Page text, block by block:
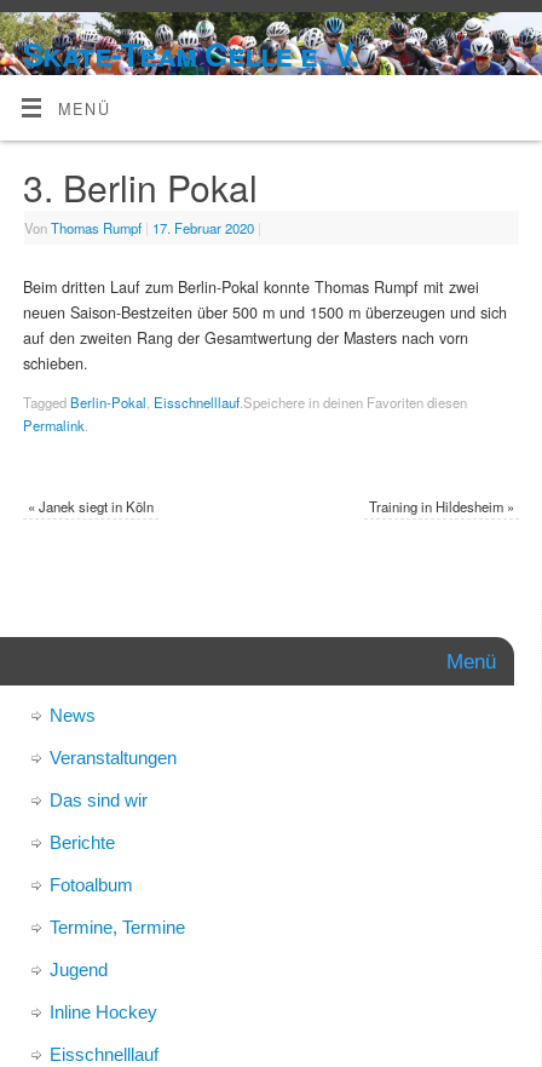
Skate-Team Celle e. V.
MENÜ
3. Berlin Pokal
VonThomas Rumpf | 17. Februar 2020 |
Beim dritten Lauf zum Berlin-Pokal konnte Thomas Rumpf mit zwei
neuen Saison-Bestzeiten über 500 m und 1500 m überzeugen und sich
auf den zweiten Rang der Gesamtwertung der Masters nach vorn
schieben.
TaggedBerlin-Pokal, Eisschnelllauf.Speichere in deinen Favoriten diesen
Permalink.
«Janek siegt in Köln Training in Hildesheim »
Menü
News
Veranstaltungen
Das sind wir
Berichte
Fotoalbum
Termine, Termine
Jugend
Inline Hockey
Eisschnelllauf